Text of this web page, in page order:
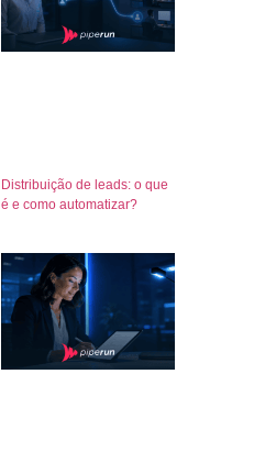
Distribuição de leads: o que
é e como automatizar?